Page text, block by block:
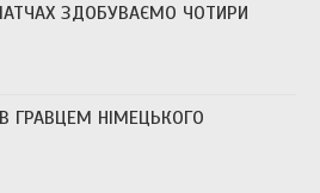
ЗДОБУВАЄМО ЧОТИРИ
ГРАВЦЕМ НІМЕЦЬКОГО